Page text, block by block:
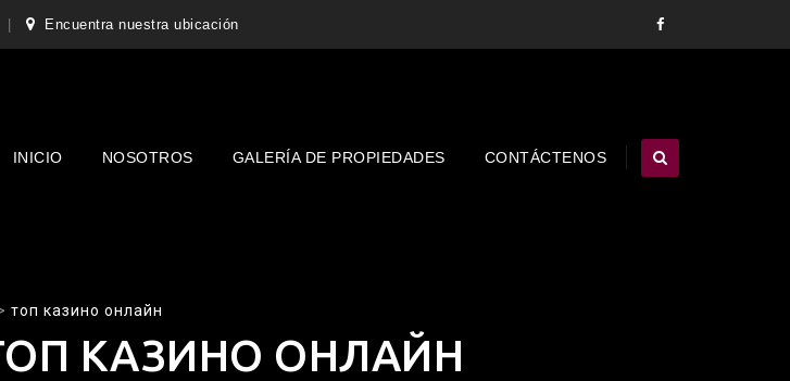
Encuentra nuestra ubicación
INICIO NOSOTROS GALERÍA DE PROPIEDADES CONTÁCTENOS
топ казино онлайн
КАЗИНО ОНЛАЙН